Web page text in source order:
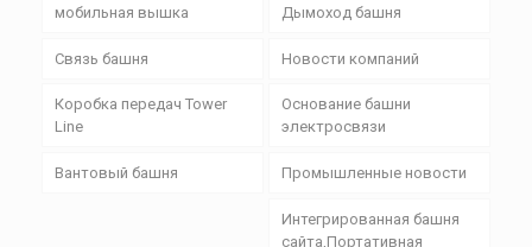
мобильная вышка
Дымоход башня
Связь башня Новости компаний
Коробка передач Tower
Line
Основание башни
электросвязи
Вантовый башня Промышленные новости
Интегрированная башня
сайта,Портативная